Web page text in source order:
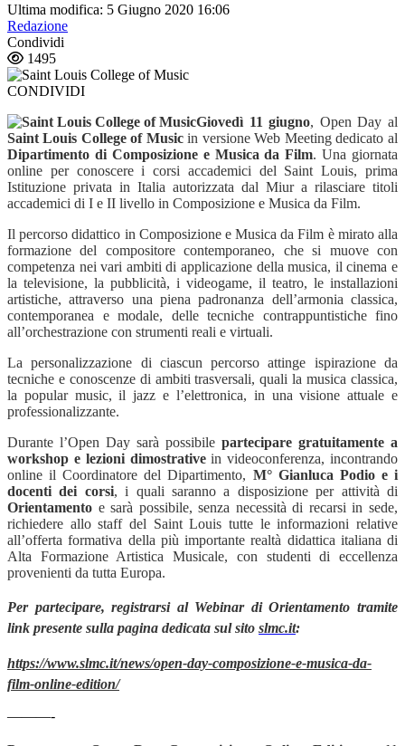
Ultima modifica: 5 Giugno 2020 16:06
Redazione
Condividi
1495
CONDIVIDI
Giovedì 11 giugno, Open Day al
Saint Louis College of Musicin versione Web Meeting dedicato al
Dipartimento di Composizione e Musica da Film. Una giornata
online per conoscere i corsi accademici del Saint Louis, prima
Istituzione privata in Italia autorizzata dal Miur a rilasciare titoli
accademici di I e II livello in Composizione e Musica da Film.
Il percorso didattico in Composizione e Musica da Film è mirato alla
formazione del compositore contemporaneo, che si muove con
competenza nei vari ambiti di applicazione della musica, il cinema e
la televisione, la pubblicità, i videogame, il teatro, le installazioni
artistiche, attraverso una piena padronanza dell’armonia classica,
contemporanea e modale, delle tecniche contrappuntistiche fino
all’orchestrazione con strumenti reali e virtuali.
La personalizzazione di ciascun percorso attinge ispirazione da
tecniche e conoscenze di ambiti trasversali, quali la musica classica,
la popular music, il jazz e l’elettronica, in una visione attuale e
professionalizzante.
Durante l’Open Day sarà possibile partecipare gratuitamente a
workshop e lezioni dimostrativein videoconferenza, incontrando
online il Coordinatore del Dipartimento, M° Gianluca Podio e i
docenti dei corsi, i quali saranno a disposizione per attivitàdi
Orientamento e sarà possibile, senza necessitàdi recarsi in sede,
richiedere allo staff del Saint Louis tutte le informazioni relative
all’offerta formativa della più importante realtà didattica italiana di
Alta Formazione Artistica Musicale, con studenti di eccellenza
provenienti da tutta Europa.
Per partecipare, registrarsi al Webinar di Orientamento tramite
link presente sulla pagina dedicata sul sito slmc.it:
https://www.slmc.it/news/open-day-composizione-e-musica-da-
film-online-edition/
———-